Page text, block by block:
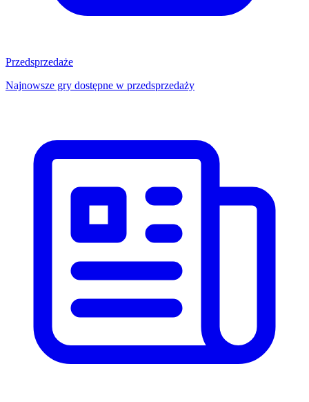
Przedsprzedaże
Najnowsze gry dostępne w przedsprzedaży